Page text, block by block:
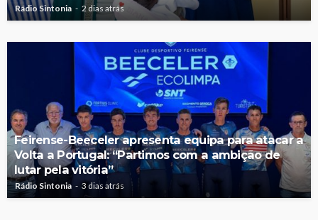
Rádio Sintonia 2 dias atrás
Feirense-Beeceler apresenta equipa para atacar a
Volta a Portugal: “Partimos com a ambição de
lutar pela vitória”
Rádio Sintonia 3 dias atrás